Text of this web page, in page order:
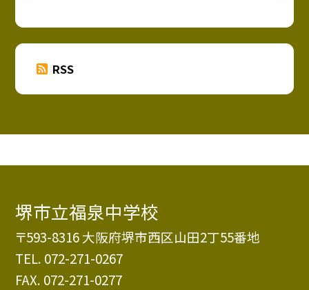
RSS
堺市立福泉中学校
〒593-8316 大阪府堺市西区山田2丁55番地
TEL. 072-271-0267
FAX. 072-271-0277